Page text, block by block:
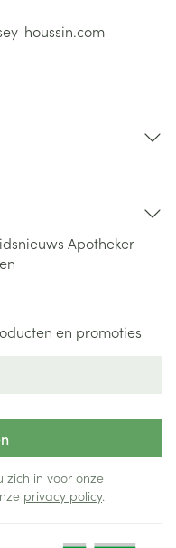
houssin.com
Apotheker
en promoties
zich in voor onze
privacy policy.